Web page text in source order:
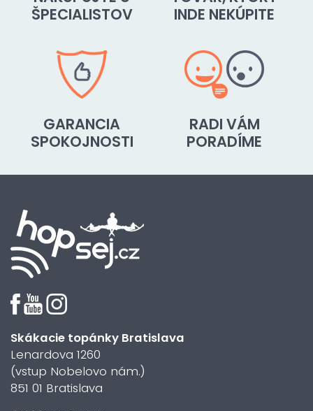
ŠPECIALISTOV
INDE NEKÚPITE
GARANCIA
SPOKOJNOSTI
RADI VÁM
PORADÍME
Skákacie topánky Bratislava
Lenardova 1260
(vstup Nobelovo nám.)
851 01 Bratislava